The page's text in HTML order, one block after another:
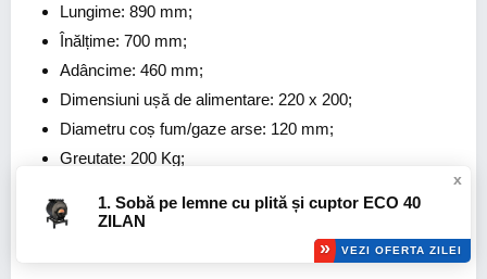
Lungime: 890 mm;
Înălțime: 700 mm;
Adâncime: 460 mm;
Dimensiuni ușă de alimentare: 220 x 200;
Diametru coș fum/gaze arse: 120 mm;
Greutate: 200 Kg;
SOBĂ SOLID HARLEM
VEZI OFERTA ZILEI
1. Sobă pe lemne cu plită și cuptor ECO 40
ZILAN
x